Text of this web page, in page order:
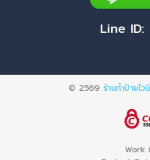
Line ID:
© 2569 ร้านทำป้ายไ
Work